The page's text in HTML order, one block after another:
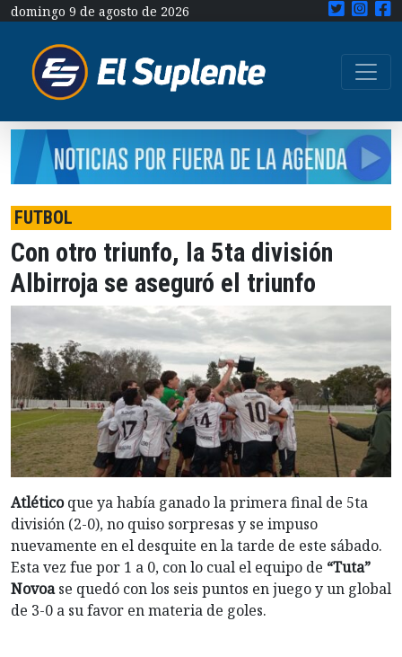
domingo 9 de agosto de 2026
FUTBOL
Con otro triunfo, la 5ta división
Albirroja se aseguró el triunfo
Atléticoque ya había ganado la primera final de 5ta
división (2-0), no quiso sorpresas y se impuso
nuevamente en el desquite en la tarde de este sábado.
Esta vez fue por 1 a 0, con lo cual el equipo de “Tuta”
Novoase quedó con los seis puntos en juego y un global
de 3-0 a su favor en materia de goles.